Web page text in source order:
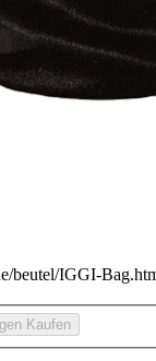
beutel/IGGI-
Kaufen